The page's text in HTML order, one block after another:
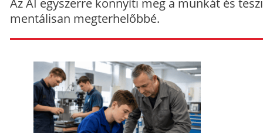
mentálisan megterhelőbbé.